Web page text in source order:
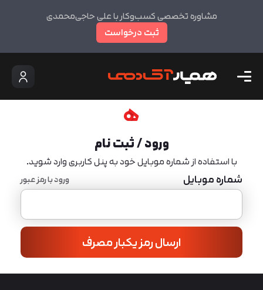
مشاوره تخصصی کسب‌وکار با علی حاجی‌محمدی
ثبت درخواست
ورود / ثبت نام
با استفاده از شماره موبایل خود به پنل کاربری وارد شوید.
شماره موبایل ورود با رمز عبور
ارسال رمز یکبار مصرف